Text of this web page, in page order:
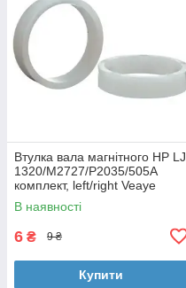
Втулка вала магнітного HP LJ
1320/M2727/P2035/505A
комплект, left/right Veaye
(BSHMR-505U-VE)
В наявності
6 ₴ 9 ₴
Купити